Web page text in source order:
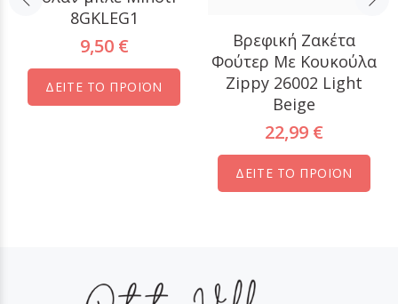
8GKLEG1
9,50 €
ΔΕΙΤΕ ΤΟ ΠΡΟΪΟΝ
Βρεφική Ζακέτα
Φούτερ Με Κουκούλα
Zippy 26002 Light
Beige
22,99 €
ΔΕΙΤΕ ΤΟ ΠΡΟΪΟΝ